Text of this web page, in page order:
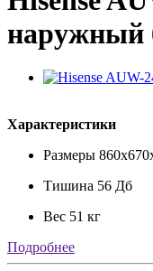
наружный
Характеристики
Размеры
Тишина 56 Дб
Вес 51 кг
Подробнее